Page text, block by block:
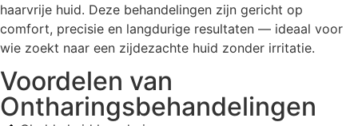
haarvrije huid. Deze behandelingen zijn gericht op
comfort, precisie en langdurige resultaten — ideaal voor
wie zoekt naar een zijdezachte huid zonder irritatie.
Voordelen van
Ontharingsbehandelingen